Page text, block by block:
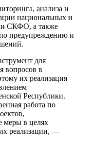
анализа и
национальных и
СКФО, а также
предупреждению и
для
вопросов в
их реализация
Республики.
работа по
меры в целях
реализации, —